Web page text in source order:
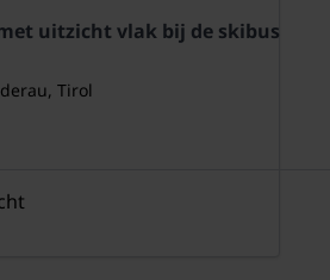
uitzicht vlak bij de skibus
Tirol